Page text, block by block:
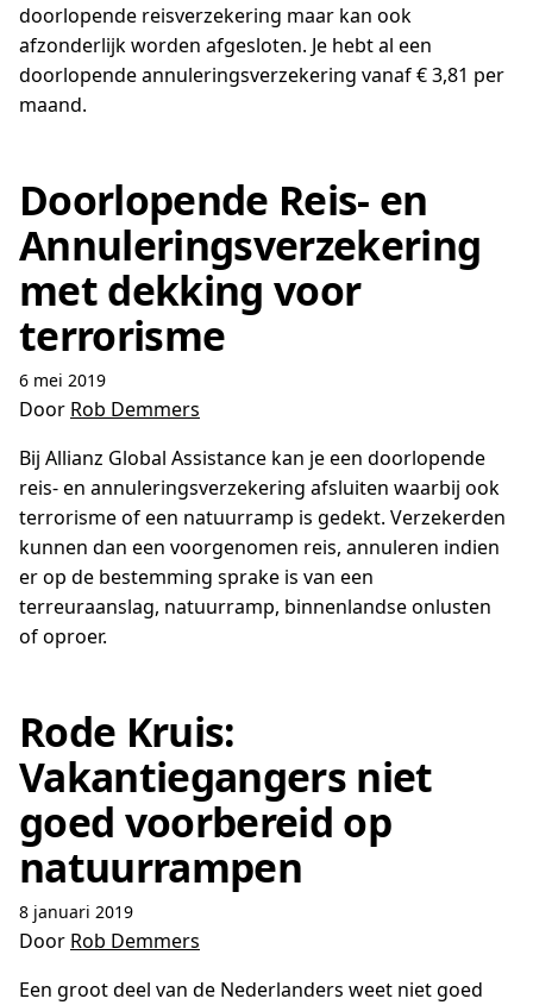
doorlopende reisverzekering maar kan ook
afzonderlijk worden afgesloten. Je hebt al een
doorlopende annuleringsverzekering vanaf € 3,81 per
maand.
Doorlopende Reis- en
Annuleringsverzekering
met dekking voor
terrorisme
6 mei 2019
Door Rob Demmers
Bij Allianz Global Assistance kan je een doorlopende
reis- en annuleringsverzekering afsluiten waarbij ook
terrorisme of een natuurramp is gedekt. Verzekerden
kunnen dan een voorgenomen reis, annuleren indien
er op de bestemming sprake is van een
terreuraanslag, natuurramp, binnenlandse onlusten
of oproer.
Rode Kruis:
Vakantiegangers niet
goed voorbereid op
natuurrampen
8 januari 2019
Door Rob Demmers
Een groot deel van de Nederlanders weet niet goed